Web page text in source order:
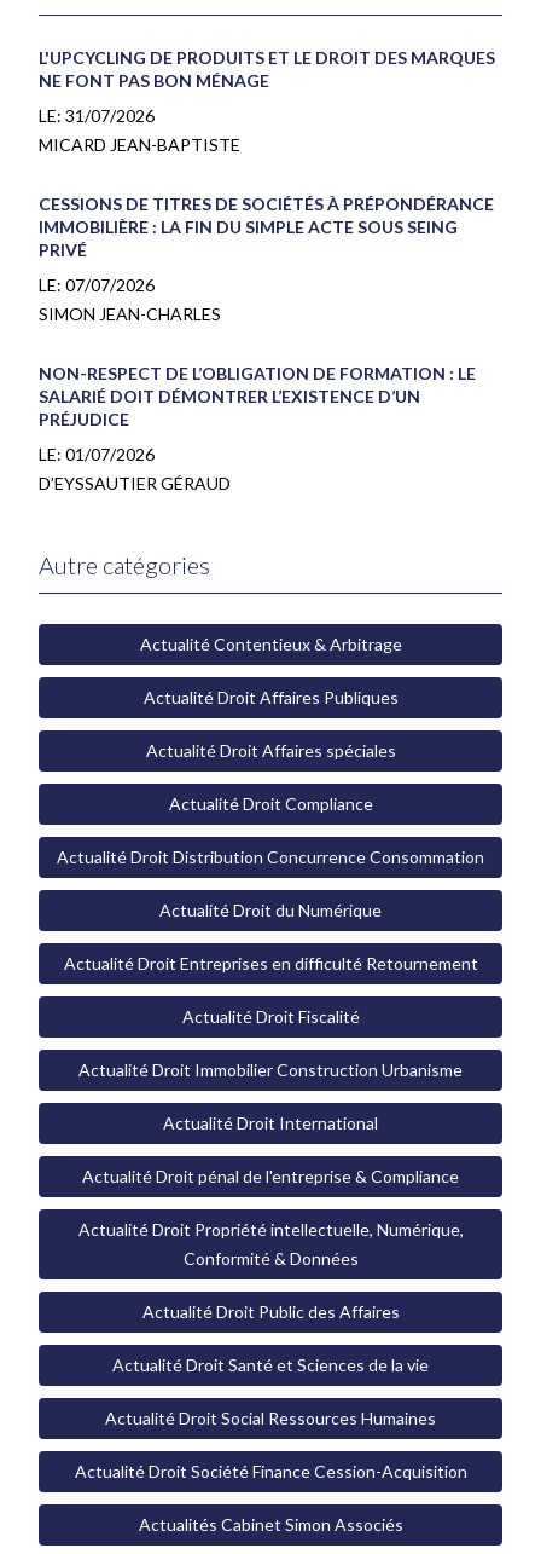
L'UPCYCLING DE PRODUITS ET LE DROIT DES MARQUES
NE FONT PAS BON MÉNAGE
LE: 31/07/2026
MICARD JEAN-BAPTISTE
CESSIONS DE TITRES DE SOCIÉTÉS À PRÉPONDÉRANCE
IMMOBILIÈRE : LA FIN DU SIMPLE ACTE SOUS SEING
PRIVÉ
LE: 07/07/2026
SIMON JEAN-CHARLES
NON-RESPECT DE L’OBLIGATION DE FORMATION : LE
SALARIÉ DOIT DÉMONTRER L’EXISTENCE D’UN
PRÉJUDICE
LE: 01/07/2026
D’EYSSAUTIER GÉRAUD
Autre catégories
Actualité Contentieux & Arbitrage
Actualité Droit Affaires Publiques
Actualité Droit Affaires spéciales
Actualité Droit Compliance
Actualité Droit Distribution Concurrence Consommation
Actualité Droit du Numérique
Actualité Droit Entreprises en difficulté Retournement
Actualité Droit Fiscalité
Actualité Droit Immobilier Construction Urbanisme
Actualité Droit International
Actualité Droit pénal de l'entreprise & Compliance
Actualité Droit Propriété intellectuelle, Numérique,
Conformité & Données
Actualité Droit Public des Affaires
Actualité Droit Santé et Sciences de la vie
Actualité Droit Social Ressources Humaines
Actualité Droit Société Finance Cession-Acquisition
Actualités Cabinet Simon Associés